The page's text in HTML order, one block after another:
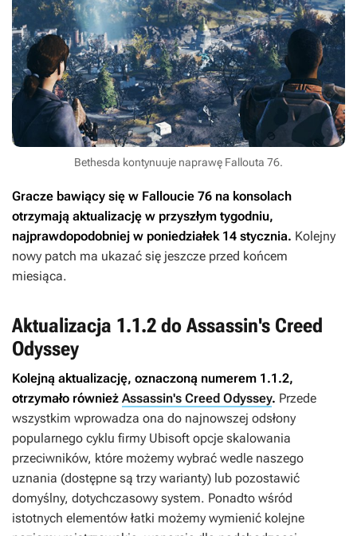
Bethesda kontynuuje naprawę Fallouta 76.
Gracze bawiący się w Falloucie 76 na konsolach
otrzymają aktualizację w przyszłym tygodniu,
najprawdopodobniej w poniedziałek 14 stycznia. Kolejny
nowy patch ma ukazać się jeszcze przed końcem
miesiąca.
Aktualizacja 1.1.2 do Assassin's Creed
Odyssey
Kolejną aktualizację, oznaczoną numerem 1.1.2,
otrzymało również Assassin's Creed Odyssey. Przede
wszystkim wprowadza ona do najnowszej odsłony
popularnego cyklu firmy Ubisoft opcje skalowania
przeciwników, które możemy wybrać wedle naszego
uznania (dostępne są trzy warianty) lub pozostawić
domyślny, dotychczasowy system. Ponadto wśród
istotnych elementów łatki możemy wymienić kolejne